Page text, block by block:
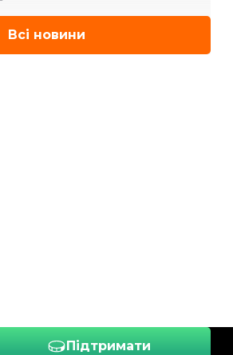
Всі новини
Підтримати